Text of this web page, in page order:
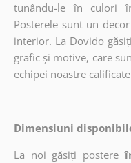
tunându-le în culori
Posterele sunt un
interior. La Dovido
grafic și motive, care
echipei noastre
Dimensiuni
La noi găsiți postere